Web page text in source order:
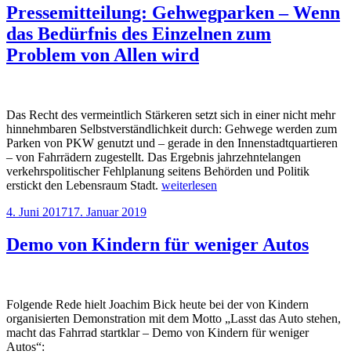
–
eine
Rundfahrt
Pressemitteilung: Gehwegparken – Wenn
das Bedürfnis des Einzelnen zum
Problem von Allen wird
Das Recht des vermeintlich Stärkeren setzt sich in einer nicht mehr
hinnehmbaren Selbstverständlichkeit durch: Gehwege werden zum
Parken von PKW genutzt und – gerade in den Innenstadtquartieren
– von Fahrrädern zugestellt. Das Ergebnis jahrzehntelangen
verkehrspolitischer Fehlplanung seitens Behörden und Politik
erstickt den Lebensraum Stadt. „Pressemitteilung:
das
Bedürfnis
zum
Problem
von
Allen
weiterlesen
Veröffentlicht
4. Juni 201717. Januar 2019
Demo von Kindern für weniger Autos
Folgende Rede hielt Joachim Bick heute bei der von Kindern
organisierten Demonstration mit dem Motto „Lasst das Auto stehen,
macht das Fahrrad startklar – Demo von Kindern für weniger
Autos“: